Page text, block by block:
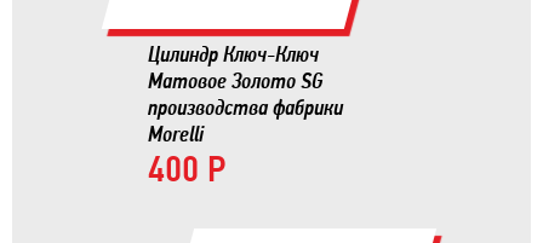
Цилиндр Ключ-Ключ
Матовое Золото SG
производства фабрики
Morelli
400 Р